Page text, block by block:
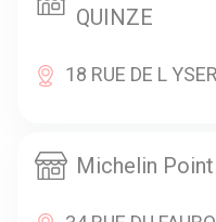
QUINZE
18 RUE DE L
Michelin Point